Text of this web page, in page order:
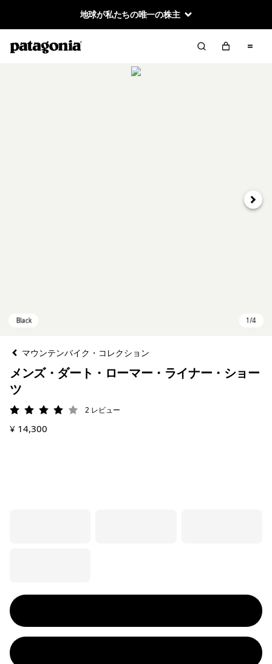
地球が私たちの唯一の株主
次へ
マウンテンバイク・コレクション
メンズ・ダート・ローマー・ライナー・ショー
ツ
評価: 4 / 5 2 レビュー
¥ 14,300